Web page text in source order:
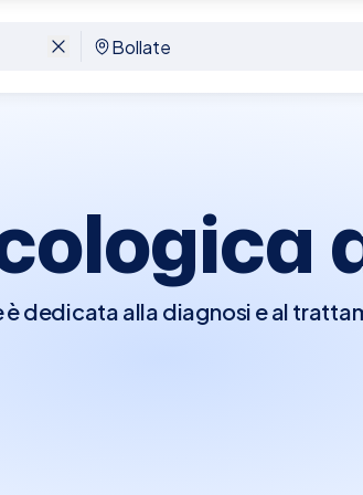
è dedicata alla diagnosi e al
la caduta dei capelli, la